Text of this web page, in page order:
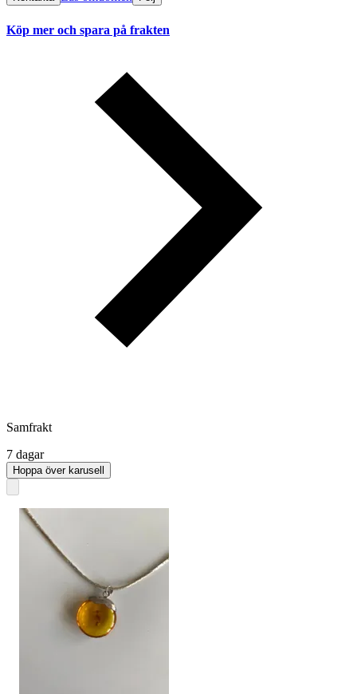
Köp mer och spara på frakten
Samfrakt
7 dagar
Hoppa över karusell